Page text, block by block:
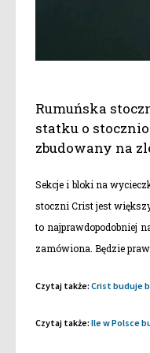
Rumuńska
statku o
zbudowany na
Sekcje i bloki na
stoczni Crist jest
to najprawdopodobniej
zamówiona. Będzie
Czytaj także: Crist buduje
Czytaj także: Ile w Polsce